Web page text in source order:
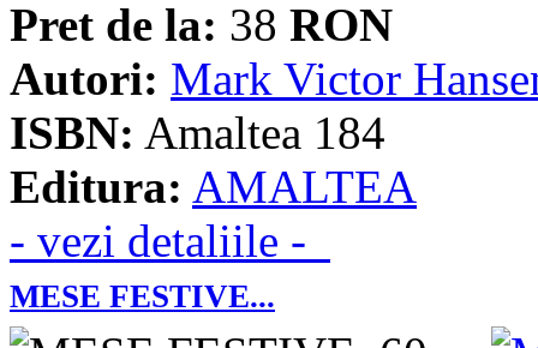
Pret de la: 38 RON
Autori: Mark Victor
ISBN: Amaltea 184
Editura: AMALTEA
- vezi detaliile -
MESE FESTIVE...